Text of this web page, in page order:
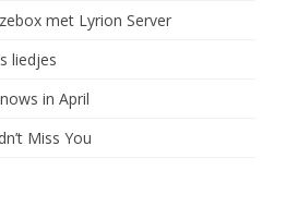
met Lyrion Server
liedjes
in April
Miss You